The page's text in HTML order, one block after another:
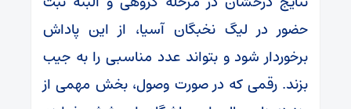
حضور در لیگ نخبگان آسیا، از این پاداش
برخوردار شود و بتواند عدد مناسبی را به جیب
بزند. رقمی که در صورت وصول، بخش مهمی از